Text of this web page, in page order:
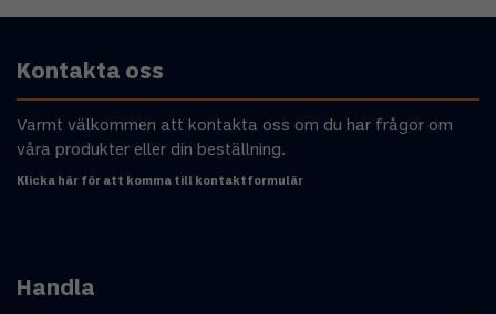
Kontakta oss
Varmt välkommen att kontakta oss om du har frågor om
våra produkter eller din beställning.
Klicka här för att komma till kontaktformulär
Handla